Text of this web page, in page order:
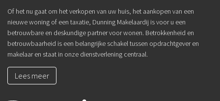
Of het nu gaat om het verkopen van uw huis, het aankopen van een
nieuwe woning of een taxatie, Dunning Makelaardij is voor u een
betrouwbare en deskundige partner voor wonen. Betrokkenheid en
betrouwbaarheid is een belangrijke schakel tussen opdrachtgever en
makelaar en staat in onze dienstverlening centraal.
Lees meer